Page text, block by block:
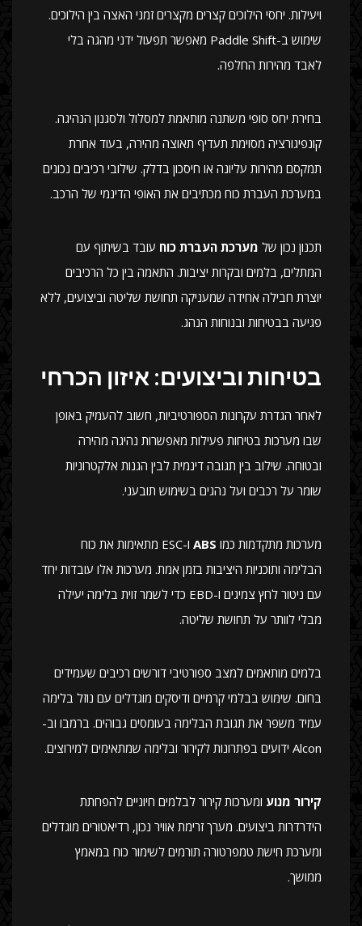
ויעילות. יחסי הילוכים קצרים מקצרים זמני האצה בין הילוכים.
שימוש ב-Paddle Shift מאפשר תפעול ידני מהגה בלי
לאבד מהירות החלפה.
בחירת יחס סופי משתנה מותאמת למסלול ולסגנון הנהיגה.
קונפיגורציה מסוימת תעדיף תאוצה מהירה, בעוד אחרת
תמקסם מהירות עליונה או חיסכון בדלק. שילובי רכיבים נכונים
במערכת העברת כוח מכתיבים את האופי הדינמי של הרכב.
תכנון נכון של מערכת העברת כוח עובד בשיתוף עם
המתלים, בלמים ובקרות יציבות. התאמה בין כל הרכיבים
יוצרת חבילה אחידה שמעניקה תחושת שליטה וביצועים, ללא
פגיעה בבטיחות ובנוחות הנהג.
בטיחות וביצועים: איזון הכרחי
לאחר הגדרת עקרונות הספורטיביות, חשוב להעמיק באופן
שבו מערכות בטיחות פעילות מאפשרות נהיגה מהירה
ובטוחה. שילוב בין תגובה דינמית לבין הגנות אלקטרוניות
שומר על רכבים ועל נהגים בשימוש תובעני.
מערכות מתקדמות כמו ABS
ו-ESC מתאימות את כוח
הבלימה ותוכניות היציבות בזמן אמת. מערכות אלו עובדות יחד
עם ניטור לחץ צמיגים ו-EBD כדי לשמר זוית בלימה יעילה
מבלי לוותר על תחושת שליטה.
בלמים מותאמים למצב ספורטיבי דורשים רכיבים שעמידים
בחום. שימוש בבלמי קרמיים ודיסקים מוגדלים עם נוזל בלימה
עמיד משפר את תגובת הבלימה בעומסים גבוהים. ברמבו וב-
Alcon ידועים בפתרונות לקירור ובלימה שמתאימים למירוצים.
קירור מנוע ומערכות קירור לבלמים חיוניים להפחתת
הידרדרות ביצועים. מערך זרימת אוויר נכון, רדיאטורים מוגדלים
ומערכת חישת טמפרטורה תורמים לשימור כוח במאמץ
ממושך.